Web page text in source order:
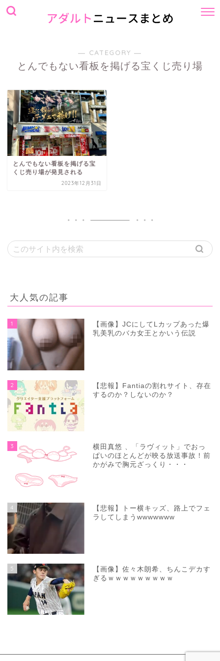
― CATEGORY ―
とんでもない看板を掲げる宝くじ売り場
とんでもない看板を掲げる宝
くじ売り場が発見される
2023年12月31日
大人気の記事
1
【画像】JCにしてLカップあった爆
乳美乳のバカ女王とかいう伝説
2
【悲報】Fantiaの割れサイト、存在
するのか？しないのか？
3
横田真悠 、「ラヴィット」でおっ
ぱいのほとんどが映る放送事故！前
かがみで胸元ざっくり・・・
4
【悲報】トー横キッズ、路上でフェ
ラしてしまうwwwwwww
5
【画像】佐々木朗希、ちんこデカす
ぎるｗｗｗｗｗｗｗｗｗ